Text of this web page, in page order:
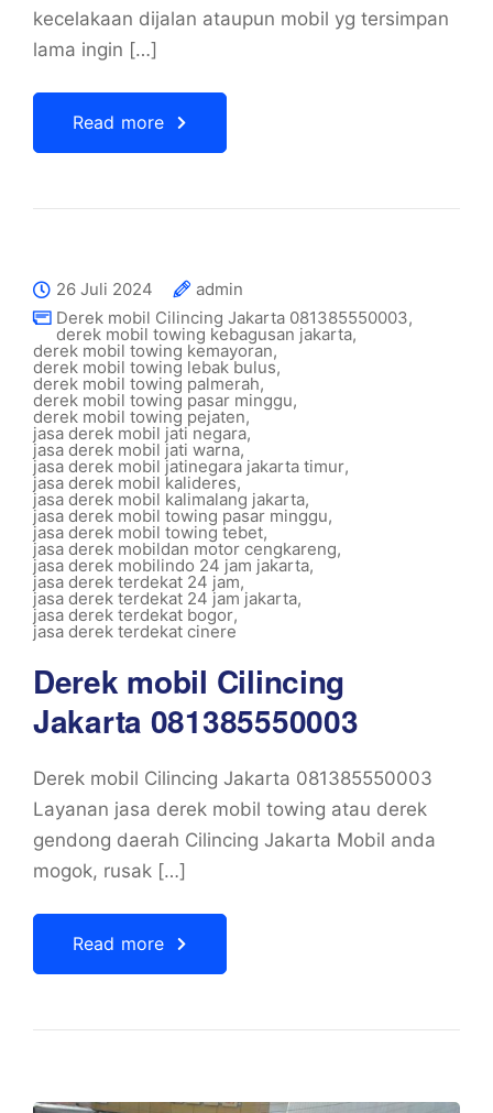
kecelakaan dijalan ataupun mobil yg tersimpan
lama ingin […]
Read more
26 Juli 2024
admin
Derek mobil Cilincing Jakarta 081385550003,
derek mobil towing kebagusan jakarta,
derek mobil towing kemayoran,
derek mobil towing lebak bulus,
derek mobil towing palmerah,
derek mobil towing pasar minggu,
derek mobil towing pejaten,
jasa derek mobil jati negara,
jasa derek mobil jati warna,
jasa derek mobil jatinegara jakarta timur,
jasa derek mobil kalideres,
jasa derek mobil kalimalang jakarta,
jasa derek mobil towing pasar minggu,
jasa derek mobil towing tebet,
jasa derek mobildan motor cengkareng,
jasa derek mobilindo 24 jam jakarta,
jasa derek terdekat 24 jam,
jasa derek terdekat 24 jam jakarta,
jasa derek terdekat bogor,
jasa derek terdekat cinere
Derek mobil Cilincing
Jakarta 081385550003
Derek mobil Cilincing Jakarta 081385550003
Layanan jasa derek mobil towing atau derek
gendong daerah Cilincing Jakarta Mobil anda
mogok, rusak […]
Read more